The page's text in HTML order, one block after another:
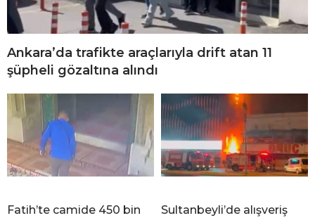
Ankara’da trafikte araçlarıyla drift atan 11
şüpheli gözaltına alındı
Fatih’te camide 450 bin
Sultanbeyli’de alışveriş